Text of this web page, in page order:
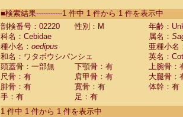
CebidaeSaguinus labiatus(0)
Cebidae Saguinus leucopus (0)
Cebidae
Cebidae
CebidaeSaguinus nigricollis (0)
Cebidae Saguinus oedipus
Cebidae Saguinus weddelli
Cebidae Saguinusspp.
Cebidae Aotus trivirgatus
Cebidae Cebus albifrons
■検索結果-----------1 件中 1 件から 1 件を表示中
剖検番号：02220
性別：M
年齢：
科名：Cebidae
属名：
種小名： oedipus
亜種小名
和名：ワタボウシパンシェ
英名：
頭蓋骨：一部無
下顎骨：有
上腕骨：
尺骨：有
肩甲骨：有
大腿骨：
腓骨：有
寛骨：有
体幹：有
手：有
足：有
1 件中 1 件から 1 件を表示中